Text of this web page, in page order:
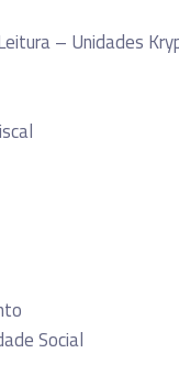
– Unidades
Social